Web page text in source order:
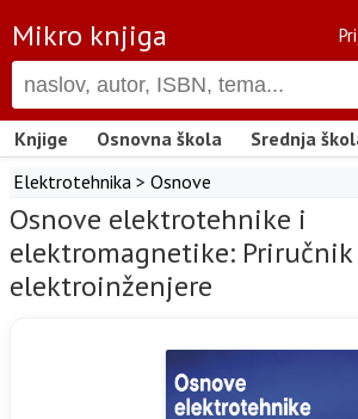
Mikro knjiga
Knjige Osnovna škola Srednja
Elektrotehnika > Osnove
Osnove elektrotehnike i
elektromagnetike: Priručnik
elektroinženjere